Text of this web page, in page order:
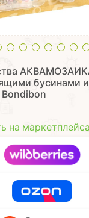
бусинами
на